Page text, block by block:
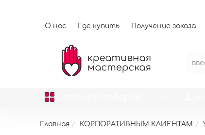
О нас Где купить Получение заказа
Главная КОРПОРАТИВНЫМ КЛИЕНТАМ